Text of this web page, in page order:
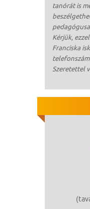
tanórát is
Kérjük,
Franciska
Szeretettel